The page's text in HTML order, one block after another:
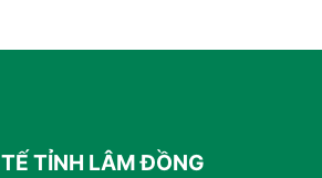
TỈNH LÂM ĐỒNG